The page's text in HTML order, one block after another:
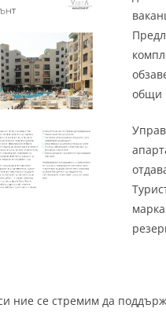
общи
ние се стремим да